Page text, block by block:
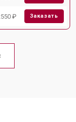
₽ Заказать